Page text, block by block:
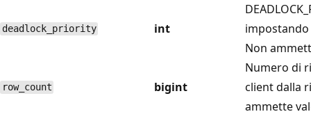
deadlock_priority int
Non
row_count bigint
Numero di
client dalla
ammette